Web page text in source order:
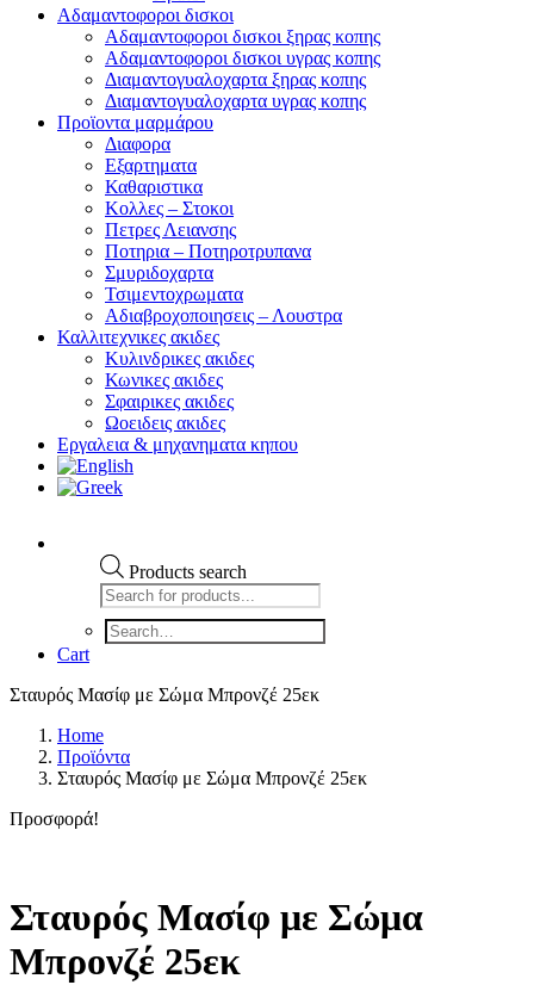
Αδαμαντοφοροι δισκοι
Αδαμαντοφοροι δισκοι ξηρας κοπης
Αδαμαντοφοροι δισκοι υγρας κοπης
Διαμαντογυαλοχαρτα ξηρας κοπης
Διαμαντογυαλοχαρτα υγρας κοπης
Προϊοντα μαρμάρου
Διαφορα
Εξαρτηματα
Καθαριστικα
Κολλες – Στοκοι
Πετρες Λειανσης
Ποτηρια – Ποτηροτρυπανα
Σμυριδοχαρτα
Τσιμεντοχρωματα
Αδιαβροχοποιησεις – Λουστρα
Καλλιτεχνικες ακιδες
Κυλινδρικες ακιδες
Κωνικες ακιδες
Σφαιρικες ακιδες
Ωοειδεις ακιδες
Εργαλεια & μηχανηματα κηπου
Products search
Cart
Σταυρός Μασίφ με Σώμα Μπρονζέ 25εκ
Home
Προϊόντα
Σταυρός Μασίφ με Σώμα Μπρονζέ 25εκ
Προσφορά!
Σταυρός Μασίφ με Σώμα
Μπρονζέ 25εκ